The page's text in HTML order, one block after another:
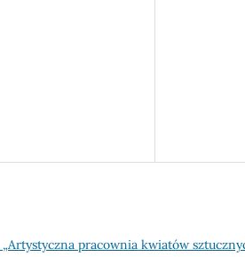
pracownia kwiatów